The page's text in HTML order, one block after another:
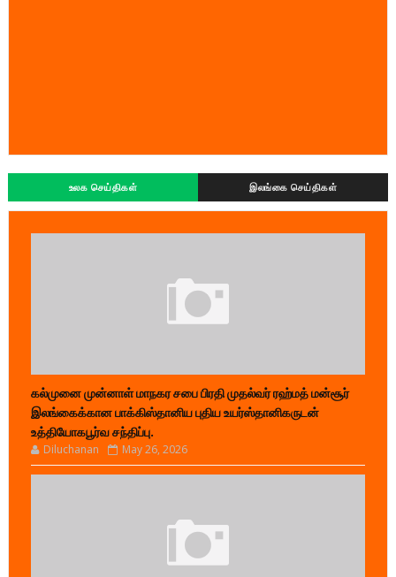
உலக செய்திகள் இலங்கை செய்திகள்
கல்முனை முன்னாள் மாநகர சபை பிரதி முதல்வர் ரஹ்மத் மன்சூர்
இலங்கைக்கான பாக்கிஸ்தானிய புதிய உயர்ஸ்தானிகருடன்
உத்தியோகபூர்வ சந்திப்பு.
Diluchanan May 26, 2026